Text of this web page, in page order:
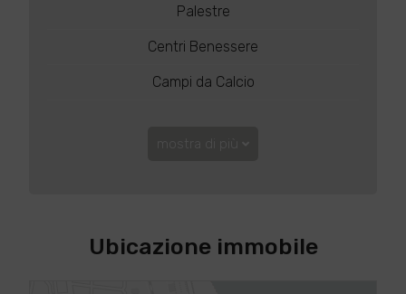
Palestre
Centri Benessere
Campi da Calcio
Ubicazione immobile